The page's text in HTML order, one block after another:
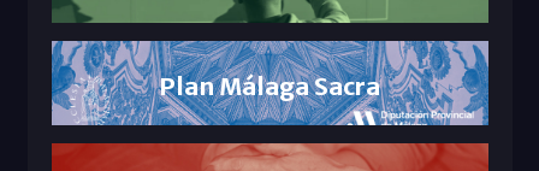
Plan Málaga Sacra